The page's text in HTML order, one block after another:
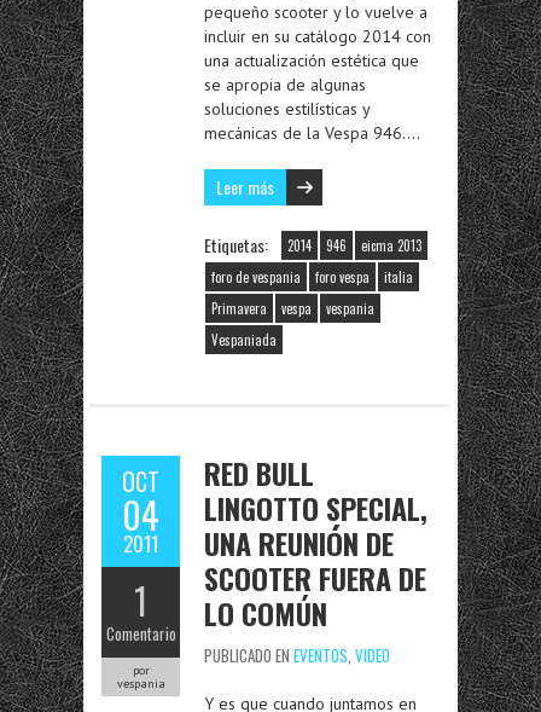
pequeño scooter y lo vuelve a
incluir en su catálogo 2014 con
una actualización estética que
se apropia de algunas
soluciones estilísticas y
mecánicas de la Vespa 946….
Leer más
Etiquetas: 2014 946
eicma 2013
foro de vespania
foro vespa
italia
Primavera
vespa
vespania
Vespaniada
OCT
04
2011
1
Comentario
por
vespania
RED BULL
LINGOTTO SPECIAL,
UNA REUNIÓN DE
SCOOTER FUERA DE
LO COMÚN
PUBLICADO EN EVENTOS, VIDEO
Y es que cuando juntamos en